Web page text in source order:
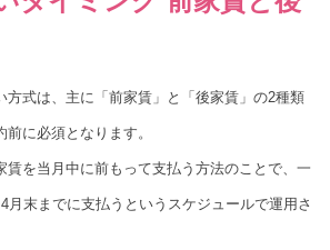
方式は、主に「前家賃」と「後家賃」の2種類
に必須となります。
賃を当月中に前もって支払う方法のことで、一
月末までに支払うというスケジュールで運用さ